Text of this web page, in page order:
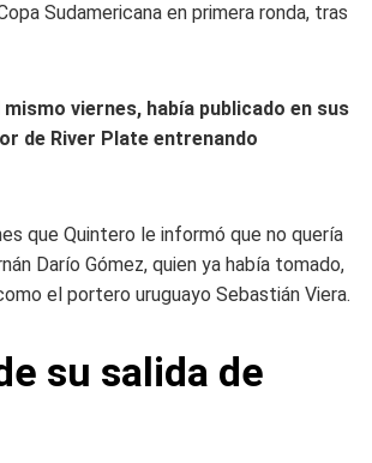
Sudamericana en primera ronda, tras
mismo viernes, había publicado en sus
de River Plate entrenando
que Quintero le informó que no quería
Darío Gómez, quien ya había tomado,
el portero uruguayo Sebastián Viera.
su salida de